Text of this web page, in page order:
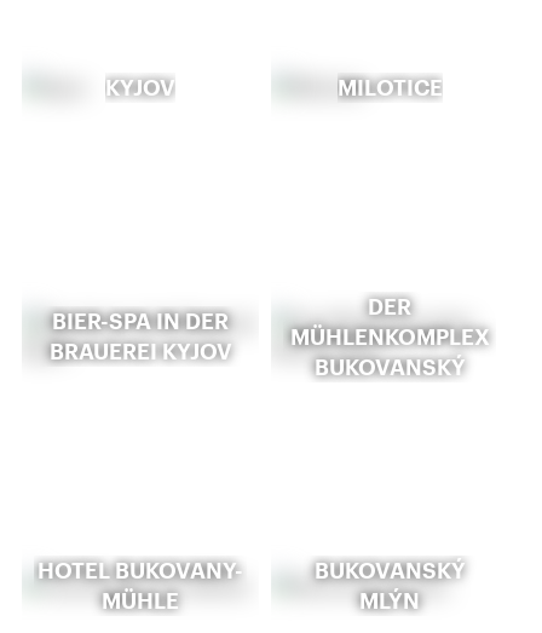
KYJOV MILOTICE
BIER-SPA IN DER
BRAUEREI KYJOV
DER
MÜHLENKOMPLEX
BUKOVANSKÝ
HOTEL BUKOVANY-
MÜHLE
BUKOVANSKÝ
MLÝN